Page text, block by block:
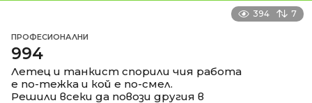
394 7
ПРОФЕСИОНАЛНИ
994
Летец и танкист спорили чия работа
е по-тежка и кой е по-смел.
Решили всеки да повози другия в